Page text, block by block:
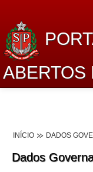
ABERTOS
Lei de Acesso à
INÍCIO DADOS
Dados